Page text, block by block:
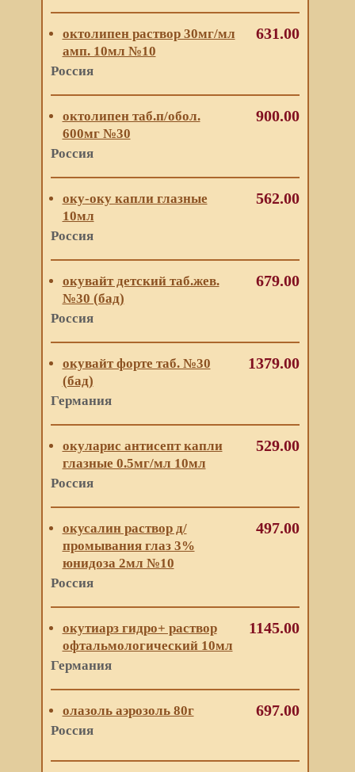
октолипен раствор 30мг/мл
амп. 10мл №10
Россия
631.00
октолипен таб.п/обол.
600мг №30
Россия
900.00
оку-оку капли глазные
10мл
Россия
562.00
окувайт детский таб.жев.
№30 (бад)
Россия
679.00
окувайт форте таб. №30
(бад)
Германия
1379.00
окуларис антисепт капли
глазные 0.5мг/мл 10мл
Россия
529.00
окусалин раствор д/
промывания глаз 3%
юнидоза 2мл №10
Россия
497.00
окутиарз гидро+ раствор
офтальмологический 10мл
Германия
1145.00
олазоль аэрозоль 80г
Россия
697.00